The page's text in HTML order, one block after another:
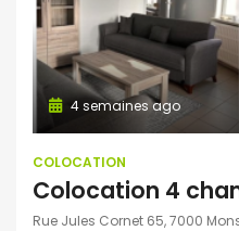
4 semaines ago
COLOCATION
Colocation 4
Rue Jules Cornet 65, 7000